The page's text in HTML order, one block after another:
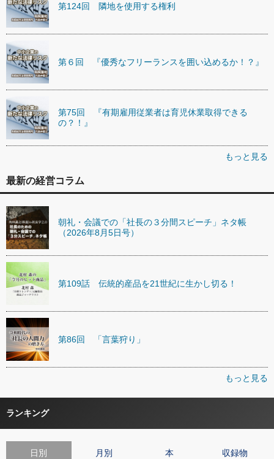
第124回 隣地を使用する権利
第６回 『優秀なフリーランスを囲い込めるか！？』
第75回 『有期雇用従業者は育児休業取得できる
の？！』
もっと見る
最新の経営コラム
朝礼・会議での「社長の３分間スピーチ」ネタ帳
（2026年8月5日号）
第109話 伝統的産品を21世紀に生かし切る！
第86回 「言葉狩り」
もっと見る
ランキング
日別 月別 本 収録物